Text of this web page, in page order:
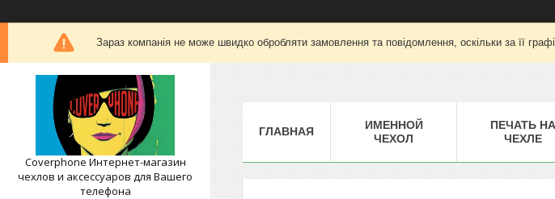
Зараз компанія не може швидко обробляти замовлення та повідомлення, оскільки за її
Coverphone Интернет-магазин
чехлов и аксессуаров для Вашего
телефона
ГЛАВНАЯ
ИМЕННОЙ
ЧЕХОЛ
ПЕЧАТЬ НА
ЧЕХЛЕ